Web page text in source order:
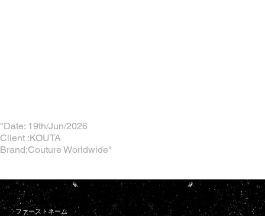
"Date: 19th/Jun/2026
Client :KOUTA
Brand:Couture Worldwide"
ファーストネーム